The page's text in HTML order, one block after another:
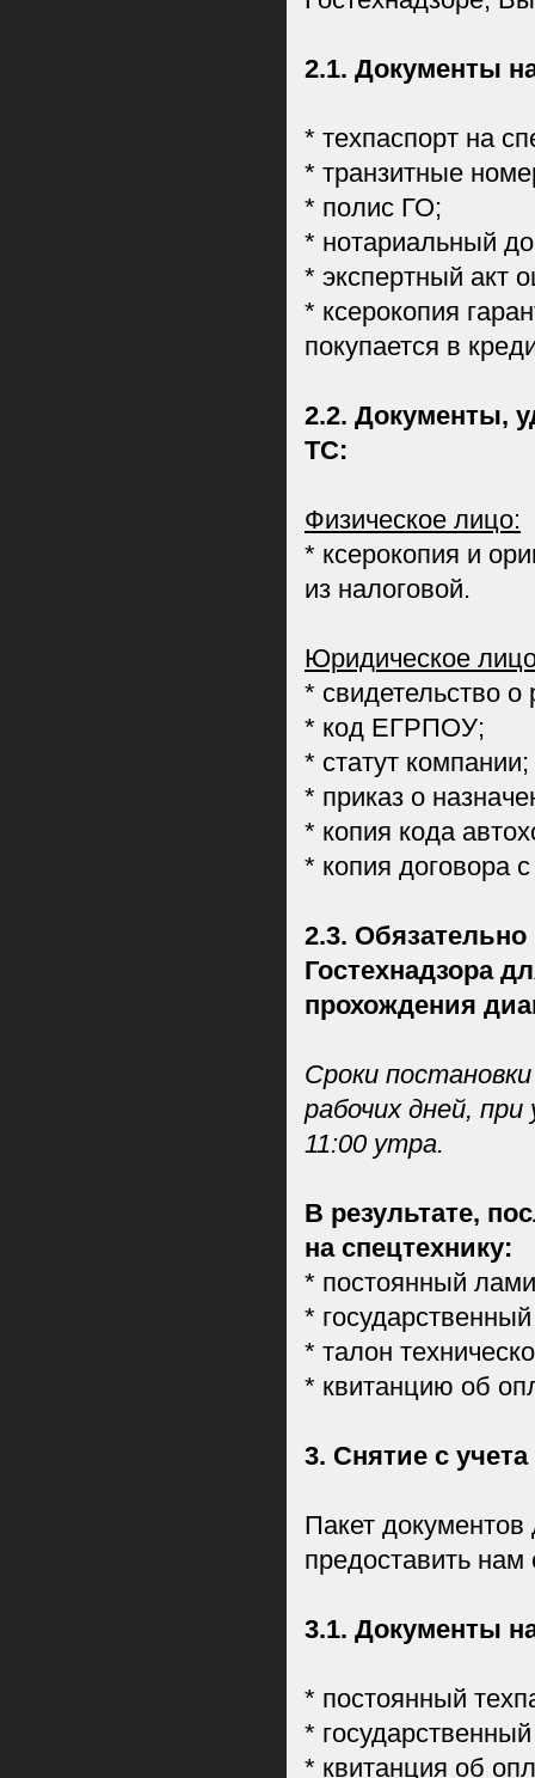
2.1. Документы
* техпаспорт на
* транзитные
* полис ГО;
* нотариальный
* экспертный акт
* ксерокопия
покупается в
2.2. Документы,
ТС:
Физическое лицо:
* ксерокопия и
из налоговой.
Юридическое
* свидетельство о
* код ЕГРПОУ;
* статут компании;
* приказ о
* копия кода
* копия договора
2.3. Обязательно
Гостехнадзора
прохождения
Сроки
рабочих дней,
11:00 утра.
В результате,
на спецтехнику:
* постоянный
*
* талон
* квитанцию об
3. Снятие с
Пакет
предоставить
3.1. Документы
* постоянный
*
* квитанция об